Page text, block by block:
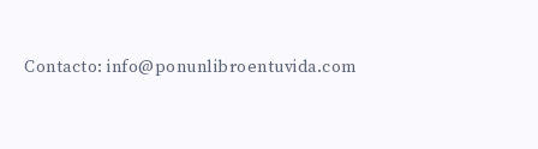
Contacto: info@ponunlibroentuvida.com